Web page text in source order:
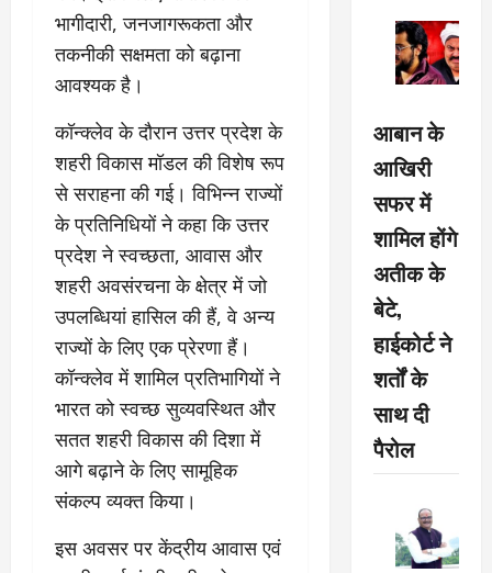
भागीदारी, जनजागरूकता और
तकनीकी सक्षमता को बढ़ाना
आवश्यक है।
कॉन्क्लेव के दौरान उत्तर प्रदेश के
शहरी विकास मॉडल की विशेष रूप
से सराहना की गई। विभिन्न राज्यों
के प्रतिनिधियों ने कहा कि उत्तर
प्रदेश ने स्वच्छता, आवास और
शहरी अवसंरचना के क्षेत्र में जो
उपलब्धियां हासिल की हैं, वे अन्य
राज्यों के लिए एक प्रेरणा हैं।
कॉन्क्लेव में शामिल प्रतिभागियों ने
भारत को स्वच्छ सुव्यवस्थित और
सतत शहरी विकास की दिशा में
आगे बढ़ाने के लिए सामूहिक
संकल्प व्यक्त किया।
इस अवसर पर केंद्रीय आवास एवं
आबान के
आखिरी
सफर में
शामिल होंगे
अतीक के
बेटे,
हाईकोर्ट ने
शर्तों के
साथ दी
पैरोल